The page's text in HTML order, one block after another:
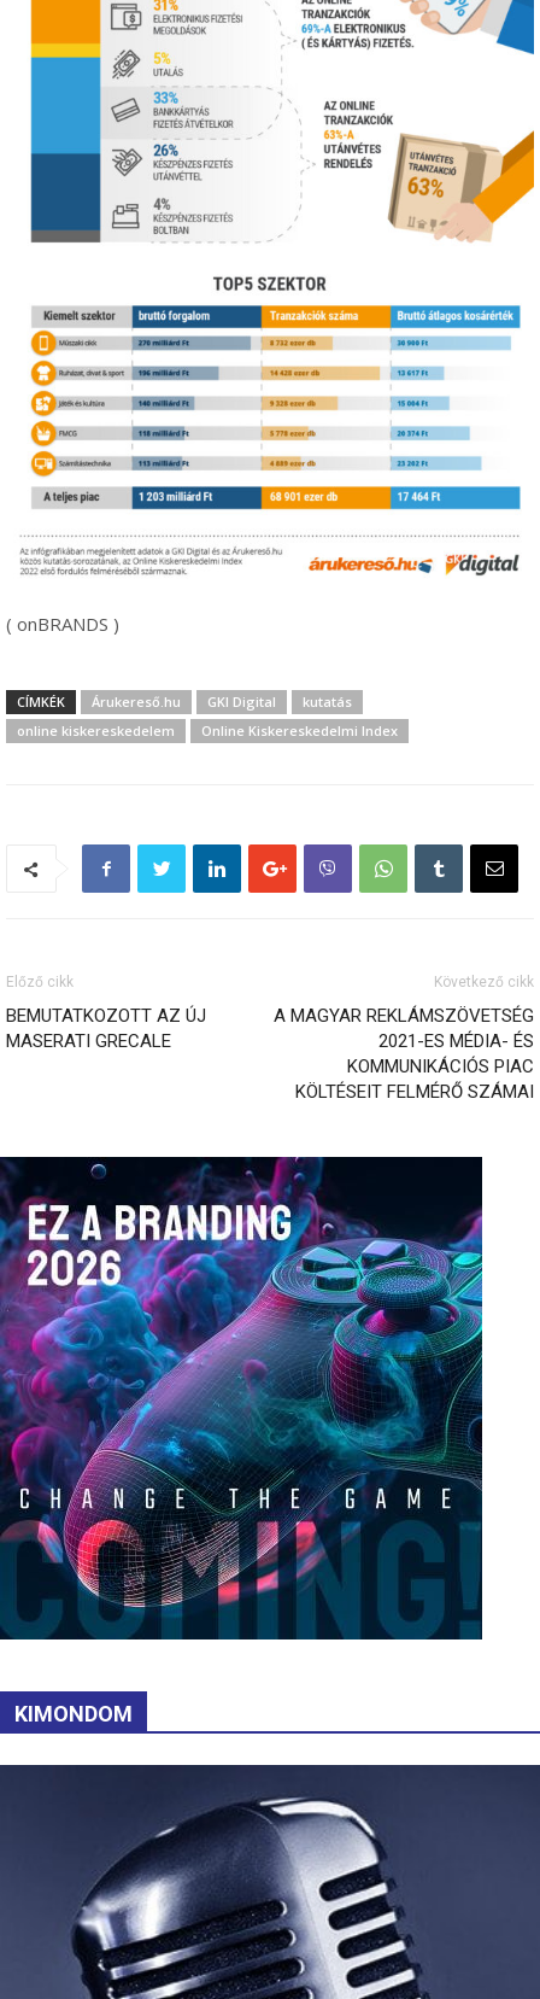
( onBRANDS )
CÍMKÉK Árukereső.hu GKI Digital
kutatás
online kiskereskedelem
Online Kiskereskedelmi Index
Előző cikk
BEMUTATKOZOTT AZ ÚJ
MASERATI GRECALE
Következő cikk
A MAGYAR REKLÁMSZÖVETSÉG
2021-ES MÉDIA- ÉS
KOMMUNIKÁCIÓS PIAC
KÖLTÉSEIT FELMÉRŐ SZÁMAI
KIMONDOM